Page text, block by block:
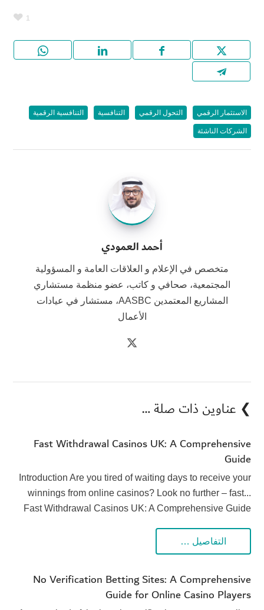
1
الاستثمار الرقمي التحول الرقمي التنافسية التنافسية الرقمية
الشركات الناشئة
أحمد العمودي
متخصص في الإعلام و العلاقات العامة و المسؤولية
المجتمعية، صحافي و كاتب، عضو منظمة مستشاري
المشاريع المعتمدين AASBC، مستشار في عيادات
الأعمال
❯ عناوين ذات صلة …
Fast Withdrawal Casinos UK: A Comprehensive
Guide
Introduction Are you tired of waiting days to receive your
winnings from online casinos? Look no further – fast...
Fast Withdrawal Casinos UK: A Comprehensive Guide
التفاصيل …
No Verification Betting Sites: A Comprehensive
Guide for Online Casino Players